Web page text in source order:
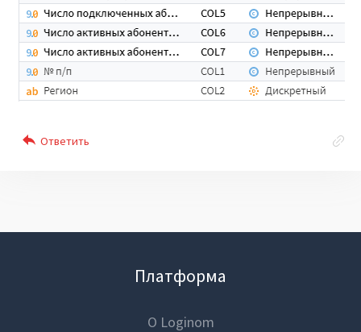
Платформа
О Loginom